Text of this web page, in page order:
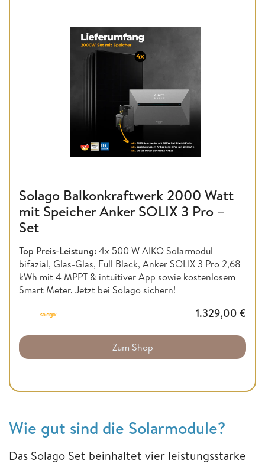
Solago Balkonkraftwerk 2000 Watt
mit Speicher Anker SOLIX 3 Pro –
Set
Top Preis-Leistung:4x 500 W AIKO Solarmodul
bifazial, Glas-Glas, Full Black, Anker SOLIX 3 Pro 2,68
kWh mit 4 MPPT & intuitiver App sowie kostenlosem
Smart Meter. Jetzt bei Solago sichern!
1.329,00 €
Zum Shop
Wie gut sind die Solarmodule?
Das Solago Set beinhaltet vier leistungsstarke